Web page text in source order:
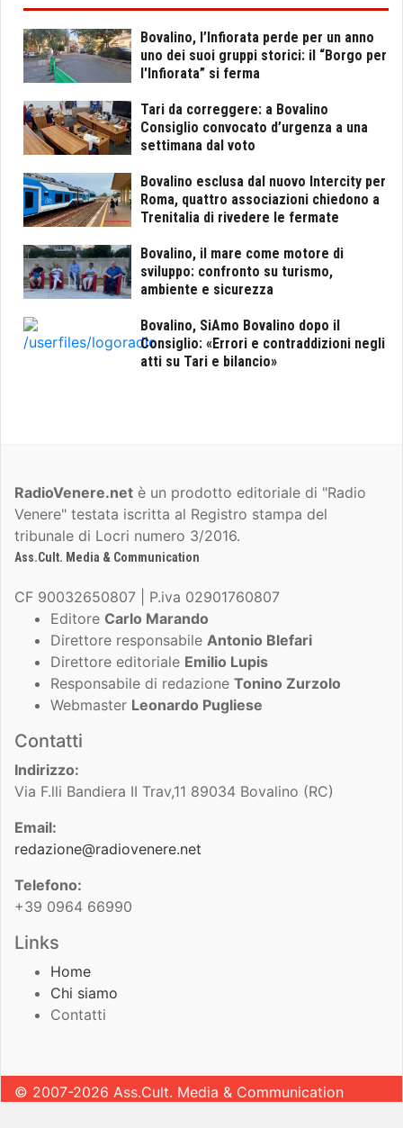
Bovalino, l’Infiorata perde per un anno
uno dei suoi gruppi storici: il “Borgo per
l'Infiorata” si ferma
Tari da correggere: a Bovalino
Consiglio convocato d’urgenza a una
settimana dal voto
Bovalino esclusa dal nuovo Intercity per
Roma, quattro associazioni chiedono a
Trenitalia di rivedere le fermate
Bovalino, il mare come motore di
sviluppo: confronto su turismo,
ambiente e sicurezza
Bovalino, SiAmo Bovalino dopo il
Consiglio: «Errori e contraddizioni negli
atti su Tari e bilancio»
RadioVenere.net è un prodotto editoriale di "Radio
Venere" testata iscritta al Registro stampa del
tribunale di Locri numero 3/2016.
Ass.Cult. Media & Communication
CF 90032650807 | P.iva 02901760807
Editore Carlo Marando
Direttore responsabile Antonio Blefari
Direttore editoriale Emilio Lupis
Responsabile di redazione Tonino Zurzolo
Webmaster Leonardo Pugliese
Contatti
Indirizzo:
Via F.lli Bandiera II Trav,11 89034 Bovalino (RC)
Email:
redazione@radiovenere.net
Telefono:
+39 0964 66990
Links
Home
Chi siamo
Contatti
© 2007-2026 Ass.Cult. Media & Communication